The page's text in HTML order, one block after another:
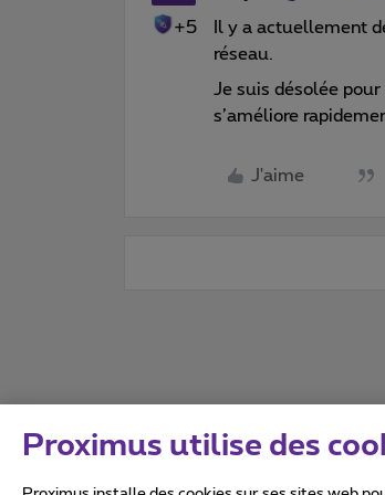
+5
Il y a actuellement
réseau.
Je suis désolée
s’améliore
J'aime
Proximus utilise des